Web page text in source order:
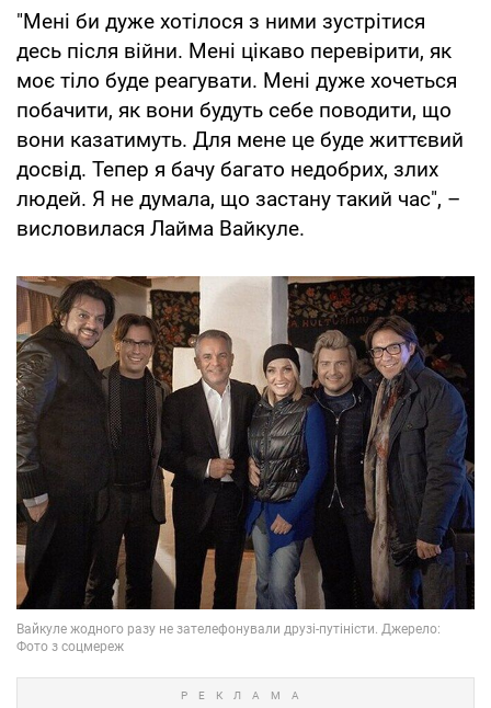
"Мені би дуже хотілося з ними зустрітися
десь після війни. Мені цікаво перевірити, як
моє тіло буде реагувати. Мені дуже хочеться
побачити, як вони будуть себе поводити, що
вони казатимуть. Для мене це буде життєвий
досвід. Тепер я бачу багато недобрих, злих
людей. Я не думала, що застану такий час", –
висловилася Лайма Вайкуле.